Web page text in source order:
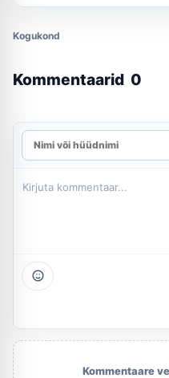
Kogukond
Kommentaarid 0
Kommentaare